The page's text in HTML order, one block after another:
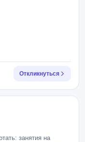
Откликнуться
занятия на